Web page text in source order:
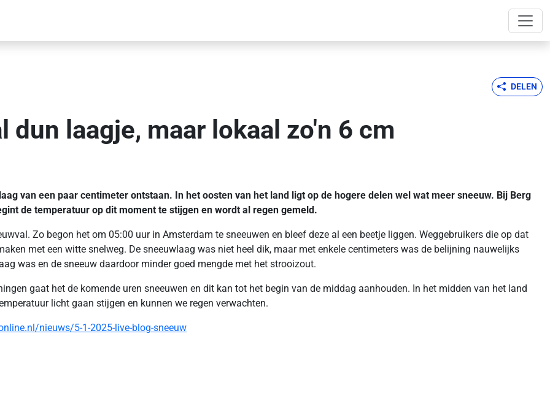
DELEN
dun laagje, maar lokaal zo'n 6 cm
van een paar centimeter ontstaan. In het oosten van het land ligt op de hogere delen wel wat meer sneeuw. Bij Berg
de temperatuur op dit moment te stijgen en wordt al regen gemeld.
Zo begon het om 05:00 uur in Amsterdam te sneeuwen en bleef deze al een beetje liggen. Weggebruikers die op dat
met een witte snelweg. De sneeuwlaag was niet heel dik, maar met enkele centimeters was de belijning nauwelijks
was en de sneeuw daardoor minder goed mengde met het strooizout.
gaat het de komende uren sneeuwen en dit kan tot het begin van de middag aanhouden. In het midden van het land
licht gaan stijgen en kunnen we regen verwachten.
nieuws/5-1-2025-live-blog-sneeuw